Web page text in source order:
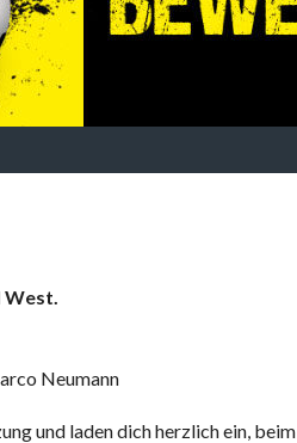
West.
Neumann
und laden dich herzlich ein,